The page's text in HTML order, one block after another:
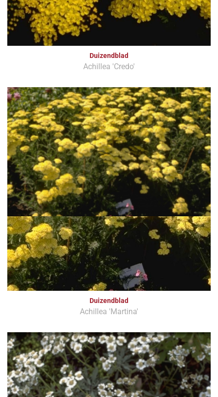
Duizendblad
Achillea 'Credo'
Duizendblad
Achillea 'Martina'